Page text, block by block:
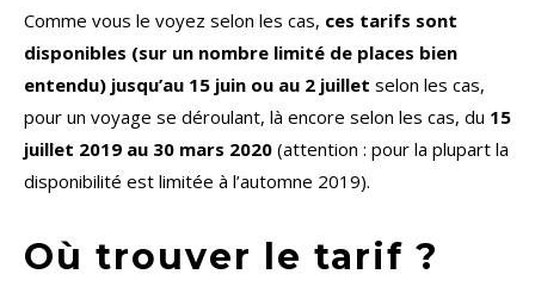
Comme vous le voyez selon les cas, ces tarifs sont
disponibles (sur un nombre limité de places bien
entendu) jusqu’au 15 juin ou au 2 juillet selon les cas,
pour un voyage se déroulant, là encore selon les cas, du 15
juillet 2019 au 30 mars 2020 (attention : pour la plupart la
disponibilité est limitée à l’automne 2019).
Où trouver le tarif ?